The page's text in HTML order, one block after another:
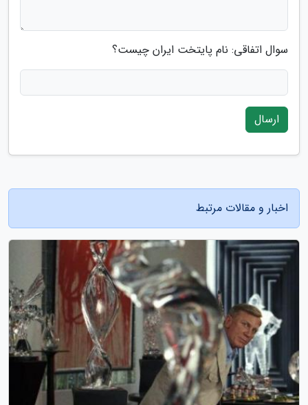
سوال اتفاقی: نام پایتخت ایران چیست؟
ارسال
اخبار و مقالات مرتبط